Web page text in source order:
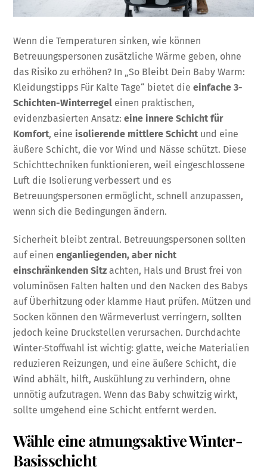
Wenn die Temperaturen sinken, wie können
Betreuungspersonen zusätzliche Wärme geben, ohne
das Risiko zu erhöhen? In „So Bleibt Dein Baby Warm:
Kleidungstipps Für Kalte Tage“ bietet dieeinfache 3-
Schichten-Winterregel einen praktischen,
evidenzbasierten Ansatz:eine innere Schicht für
Komfort, eineisolierende mittlere Schicht und eine
äußere Schicht, die vor Wind und Nässe schützt. Diese
Schichttechniken funktionieren, weil eingeschlossene
Luft die Isolierung verbessert und es
Betreuungspersonen ermöglicht, schnell anzupassen,
wenn sich die Bedingungen ändern.
Sicherheit bleibt zentral. Betreuungspersonen sollten
auf einenenganliegenden, aber nicht
einschränkenden Sitz achten, Hals und Brust frei von
voluminösen Falten halten und den Nacken des Babys
auf Überhitzung oder klamme Haut prüfen. Mützen und
Socken können den Wärmeverlust verringern, sollten
jedoch keine Druckstellen verursachen. Durchdachte
Winter-Stoffwahl ist wichtig: glatte, weiche Materialien
reduzieren Reizungen, und eine äußere Schicht, die
Wind abhält, hilft, Auskühlung zu verhindern, ohne
unnötig aufzutragen. Wenn das Baby schwitzig wirkt,
sollte umgehend eine Schicht entfernt werden.
Wähle eine atmungsaktive Winter-
Basisschicht